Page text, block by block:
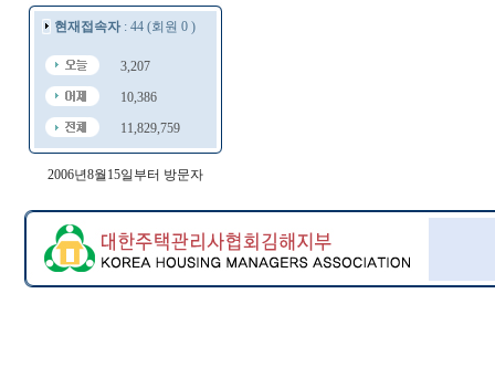
현재접속자: 44 (회원 0 )
3,207
10,386
11,829,759
2006년8월15일부터 방문자